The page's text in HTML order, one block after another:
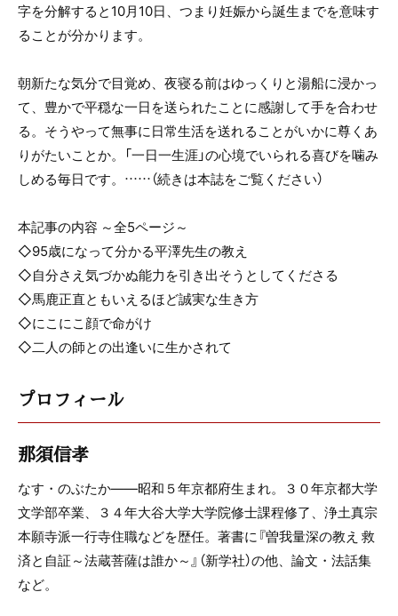
字を分解すると10月10日、つまり妊娠から誕生までを意味す
ることが分かります。
朝新たな気分で目覚め、夜寝る前はゆっくりと湯船に浸かっ
て、豊かで平穏な一日を送られたことに感謝して手を合わせ
る。そうやって無事に日常生活を送れることがいかに尊くあ
りがたいことか。「一日一生涯」の心境でいられる喜びを噛み
しめる毎日です。……（続きは本誌をご覧ください）
本記事の内容 ～全5ページ～
◇95歳になって分かる平澤先生の教え
◇自分さえ気づかぬ能力を引き出そうとしてくださる
◇馬鹿正直ともいえるほど誠実な生き方
◇にこにこ顔で命がけ
◇二人の師との出逢いに生かされて
プロフィール
那須信孝
なす・のぶたか――昭和５年京都府生まれ。３０年京都大学
文学部卒業、３４年大谷大学大学院修士課程修了、浄土真宗
本願寺派一行寺住職などを歴任。著書に『曽我量深の教え 救
済と自証～法蔵菩薩は誰か～』（新学社）の他、論文・法話集
など。